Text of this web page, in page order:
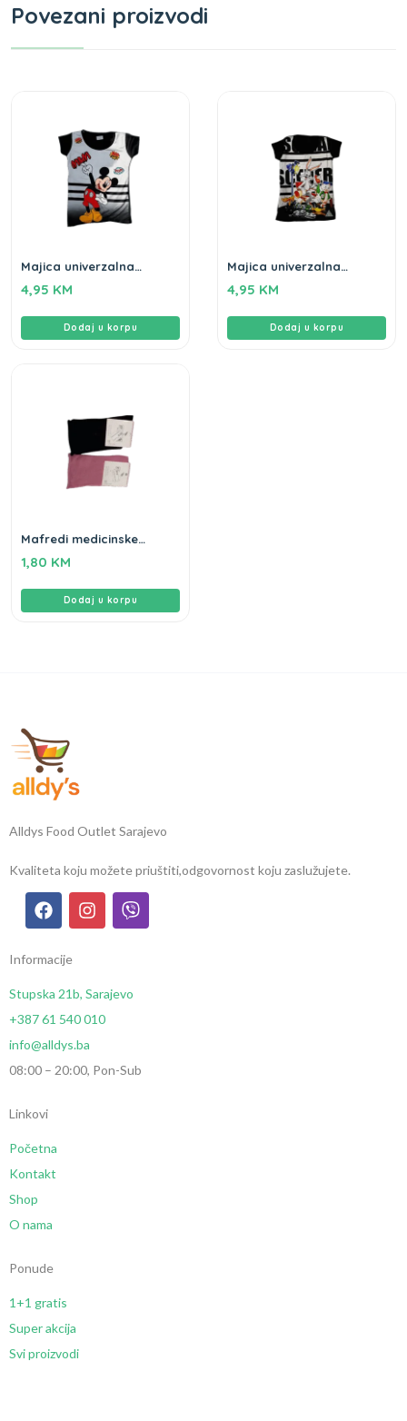
Povezani proizvodi
Majica univerzalna
4,95 KM
Dodaj u korpu
Majica univerzalna
4,95 KM
Dodaj u korpu
Mafredi medicinske
veličina
1,80 KM
Dodaj u korpu
Alldys Food Outlet Sarajevo
Kvaliteta koju možete priuštiti,odgovornost koju zaslužujete.
Informacije
Stupska 21b, Sarajevo
+387 61 540 010
info@alldys.ba
08:00 – 20:00, Pon-Sub
Linkovi
Početna
Kontakt
Shop
O nama
Ponude
1+1 gratis
Super akcija
Svi proizvodi